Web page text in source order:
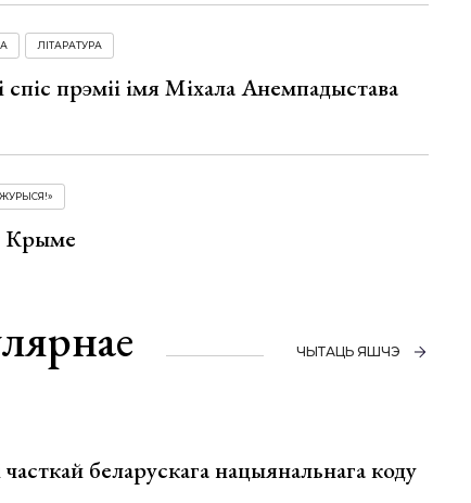
ЛІТАРАТУРА
прэміі імя Міхала Анемпадыстава
Крыме
ЧЫТАЦЬ ЯШЧЭ
часткай беларускага нацыянальнага коду